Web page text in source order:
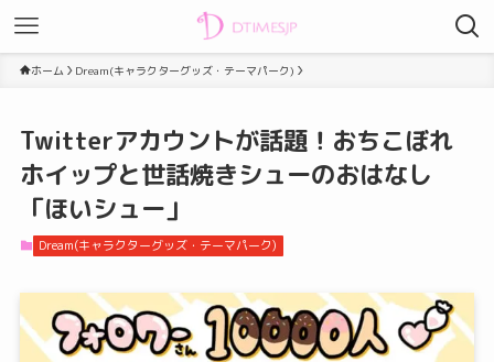
ホーム Dream(キャラクターグッズ・テーマパーク)
Twitterアカウントが話題！おちこぼれ
ホイップと世話焼きシューのおはなし
「ほいシュー」
Dream(キャラクターグッズ・テーマパーク)